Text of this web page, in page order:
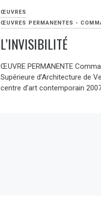
ŒUVRES
ŒUVRES PERMANENTES -
L’INVISIBILITÉ
ŒUVRE PERMANENTE
Supérieure d’Architecture de
centre d’art contemporain